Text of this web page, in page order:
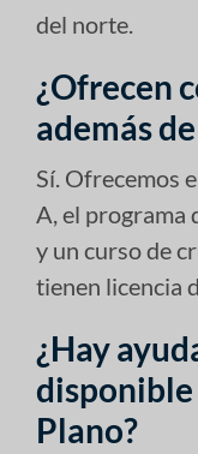
del norte.
¿Ofrecen
además
Sí. Ofrecemos
A, el programa
y un curso de
tienen licencia
¿Hay
Plano?